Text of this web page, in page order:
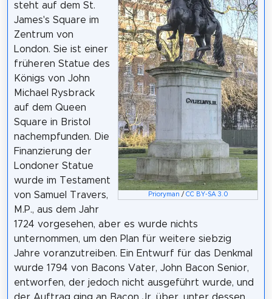
Prioryman / CC BY-SA 3.0
steht auf dem St.
James's Square im
Zentrum von
London. Sie ist einer
früheren Statue des
Königs von John
Michael Rysbrack
auf dem Queen
Square in Bristol
nachempfunden. Die
Finanzierung der
Londoner Statue
wurde im Testament
von Samuel Travers,
M.P., aus dem Jahr
1724 vorgesehen, aber es wurde nichts
unternommen, um den Plan für weitere siebzig
Jahre voranzutreiben. Ein Entwurf für das Denkmal
wurde 1794 von Bacons Vater, John Bacon Senior,
entworfen, der jedoch nicht ausgeführt wurde, und